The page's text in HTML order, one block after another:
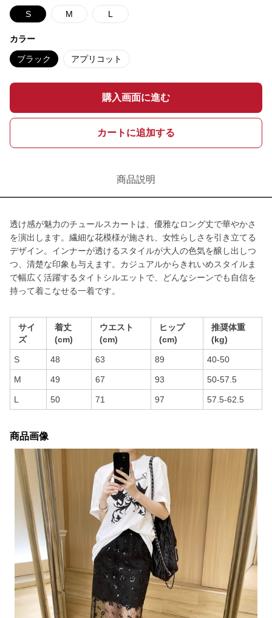
S M L
カラー
ブラック アプリコット
購入画面に進む
カートに追加する
商品説明
透け感が魅力のチュールスカートは、優雅なロング丈で華やかさ
を演出します。繊細な花模様が施され、女性らしさを引き立てる
デザイン。インナーが透けるスタイルが大人の色気を醸し出しつ
つ、清楚な印象も与えます。カジュアルからきれいめスタイルま
で幅広く活躍するタイトシルエットで、どんなシーンでも自信を
持って着こなせる一着です。
サイ
ズ
着丈
(cm)
ウエスト
(cm)
ヒップ
(cm)
推奨体重
(kg)
S 48 63 89 40-50
M 49 67 93 50-57.5
L 50 71 97 57.5-62.5
商品画像